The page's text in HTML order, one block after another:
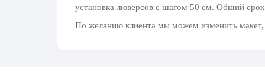
9 декабря, Международный день
установка люверсов с шагом 50 см. Общий
По желанию клиента мы можем изменить макет,